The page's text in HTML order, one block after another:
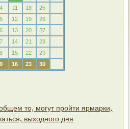
4 11 18
25
5 12 19
26
6 13 20
27
7 14 21
28
8 15 22
29
9 16 23 30
то, могут пройти ярмарки,
выходного дня